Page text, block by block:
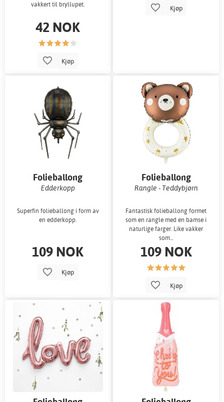
vakkert til bryllupet.
42 NOK
Kjøp
Kjøp
Folieballong
Edderkopp
Superfin folieballong i form av
en edderkopp.
109 NOK
Kjøp
Folieballong
Rangle - Teddybjørn
Fantastisk folieballong formet
som en rangle med en bamse i
naturlige farger. Like vakker
som...
109 NOK
Kjøp